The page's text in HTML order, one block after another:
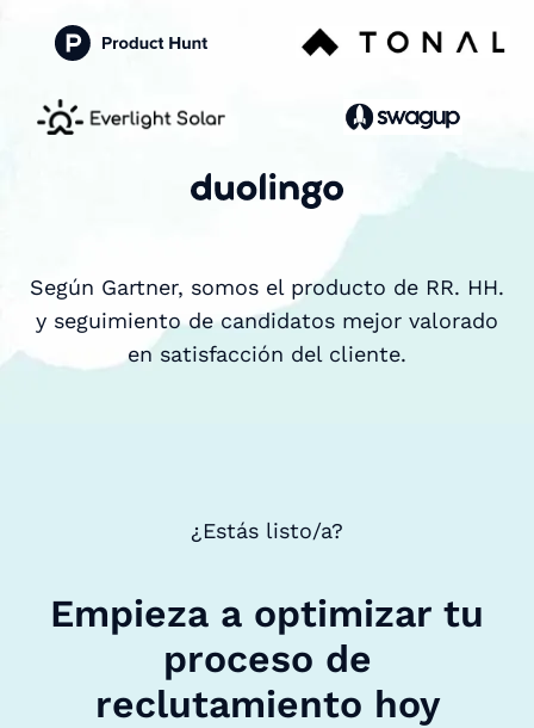
Según Gartner, somos el producto de RR. HH.
y seguimiento de candidatos mejor valorado
en satisfacción del cliente.
¿Estás listo/a?
Empieza a optimizar tu
proceso de
reclutamiento hoy